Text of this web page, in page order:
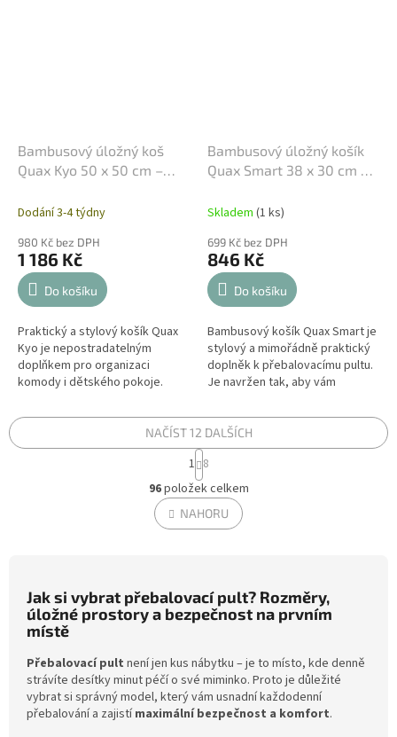
Bambusový úložný koš
Quax Kyo 50 x 50 cm –
Dodání 3-4 týdny
980 Kč bez DPH
1 186 Kč
Do košíku
Praktický a stylový košík Quax
Kyo je nepostradatelným
doplňkem pro organizaci
komody i dětského pokoje.
jemném designu byl navržen
Bambusový úložný košík
Quax Smart 38 x 30 cm –
Skladem (1 ks)
699 Kč bez DPH
846 Kč
Do košíku
Bambusový košík Quax Smart je
stylový a mimořádně praktický
doplněk k přebalovacímu pultu.
Je navržen tak, aby vám
kosmetiky a plen, které
potřebujete...
O
v
l
á
í
p
k
y
v
ý
NAČÍST 12 DALŠÍCH
S
t
r
á
n
k
n
í
1 8
96položek celkem
NAHORU
Jak si vybrat přebalovací pult? Rozměry,
úložné prostory a bezpečnost na prvním
místě
Přebalovací pult není jen kus nábytku – je to místo, kde denně
strávíte desítky minut péčí o své miminko. Proto je důležité
vybrat si správný model, který vám usnadní každodenní
přebalování a zajistímaximální bezpečnost a komfort.